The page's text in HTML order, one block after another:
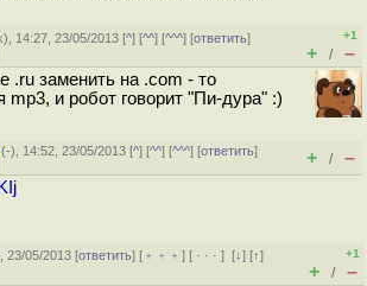
), 14:27, 23/05/2013 [^] [^^] [^^^] [ответить]
+1
+ / –
.ru заменить на .com - то
mp3, и робот говорит "Пи-дура" :)
(-), 14:52, 23/05/2013 [^] [^^] [^^^] [ответить]
+ / –
23/05/2013 [ответить] [ ﹢﹢﹢] [ · · ·][↓] [↑]
+1
+ / –